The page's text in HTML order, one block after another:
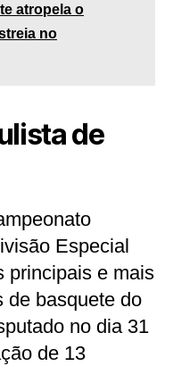
atropela o
no
de
Especial
principais e mais
de basquete do
no dia 31
de 13